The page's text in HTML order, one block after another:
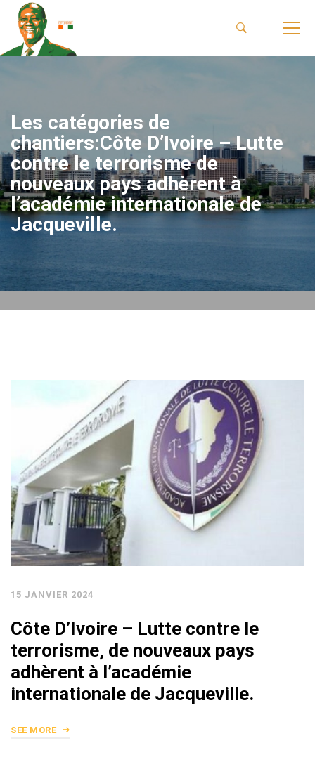
Les catégories de
chantiers:Côte D’Ivoire – Lutte
contre le terrorisme de
nouveaux pays adhèrent à
l’académie internationale de
Jacqueville.
15 JANVIER 2024
Côte D’Ivoire – Lutte contre le
terrorisme, de nouveaux pays
adhèrent à l’académie
internationale de Jacqueville.
SEE MORE